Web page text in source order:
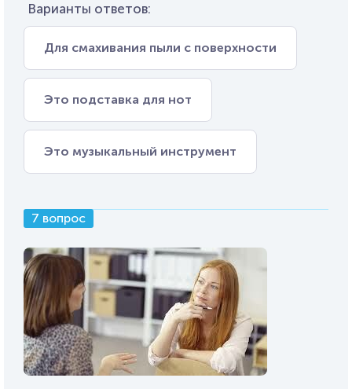
Варианты ответов:
Для смахивания пыли с поверхности
Это подставка для нот
Это музыкальный инструмент
7 вопрос